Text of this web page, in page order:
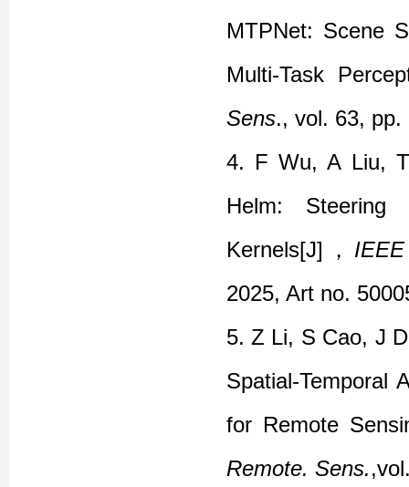
MTPNet: Scene
Multi-Task
Sens., vol. 63,
4. F Wu, A Liu,
Helm: Steering
Kernels[J] ，
2025, Art no.
5.Z Li, S Cao, J
Spatial-Temporal
for Remote
Remote. Sens.